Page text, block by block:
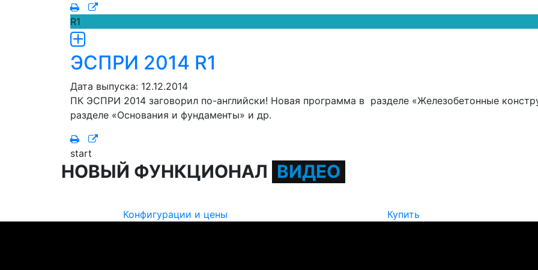
R1
ЭСПРИ 2014 R1
Дата выпуска: 12.12.2014
ПК ЭСПРИ 2014 заговорил по-английски! Новая программа в разделе «Железобетонные
разделе «Основания и фундаменты» и др.
start
НОВЫЙ ФУНКЦИОНАЛ ВИДЕО
Конфигурации и цены Купить